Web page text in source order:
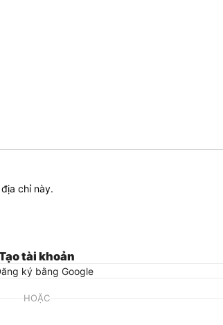
chỉ này.
tài khoản
ký bằng Google
HOẶC